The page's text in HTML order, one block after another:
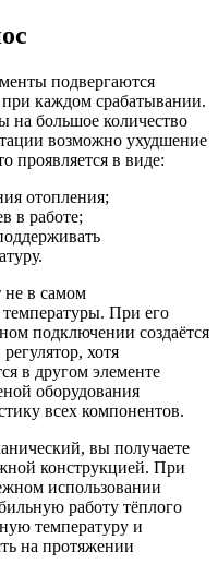
подвергаются
каждом срабатывании.
на большое количество
возможно ухудшение
проявляется в виде:
отопления;
в работе;
в самом
температуры. При его
подключении создаётся
хотя
в другом элементе
оборудования
всех компонентов.
вы получаете
конструкцией. При
использовании
работу тёплого
температуру и
на протяжении